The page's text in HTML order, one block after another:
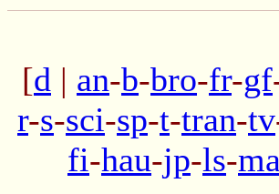
[d | an-b-bro-fr-gf
r-s-sci-sp-t-tran-tv
fi-hau-jp-ls-ma